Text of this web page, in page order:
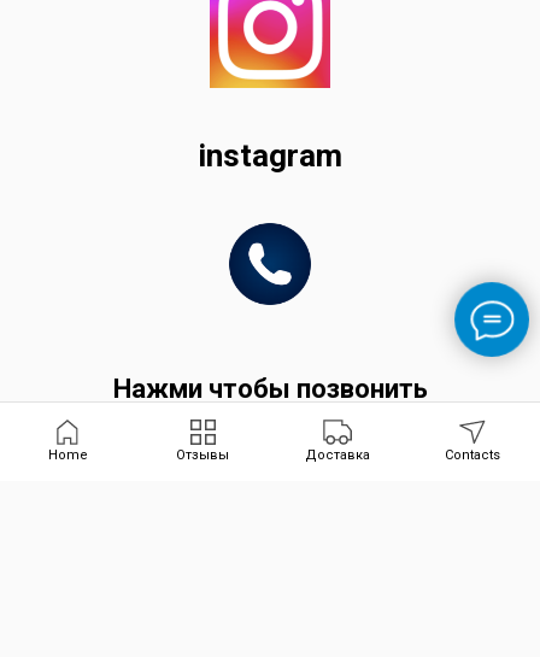
Home Отзывы Доставка Contacts
instagram
Нажми чтобы позвонить